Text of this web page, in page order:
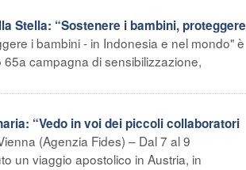
Stella: “Sostenere i bambini, proteggere
i bambini - in Indonesia e nel mondo" è
65a campagna di sensibilizzazione,
“Vedo in voi dei piccoli collaboratori
(Agenzia Fides) – Dal 7 al 9
un viaggio apostolico in Austria, in